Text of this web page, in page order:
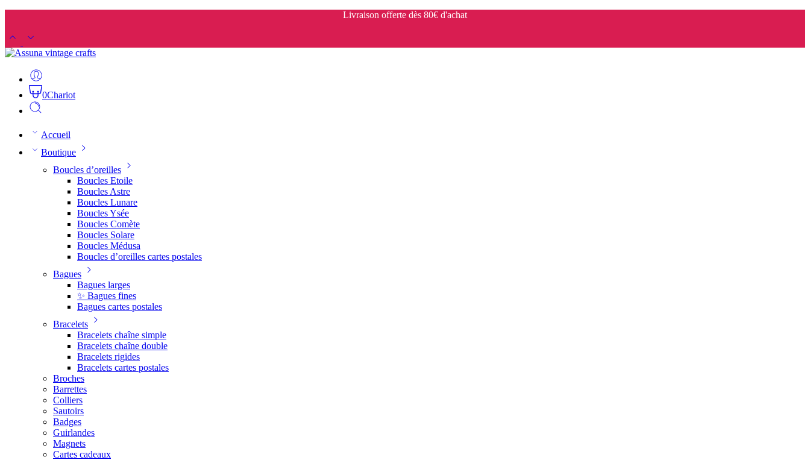
Livraison offerte dès 80€ d'achat
0Chariot
Accueil
Boutique
Boucles d’oreilles
Boucles Etoile
Boucles Astre
Boucles Lunare
Boucles Ysée
Boucles Comète
Boucles Solare
Boucles Médusa
Boucles d’oreilles cartes postales
Bagues
Bagues larges
✨ Bagues fines
Bagues cartes postales
Bracelets
Bracelets chaîne simple
Bracelets chaîne double
Bracelets rigides
Bracelets cartes postales
Broches
Barrettes
Colliers
Sautoirs
Badges
Guirlandes
Magnets
Cartes cadeaux